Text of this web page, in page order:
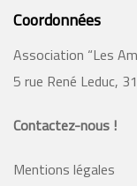
Coordonnées
Association “Les
5 rue René Leduc,
Contactez-nous !
Mentions légales